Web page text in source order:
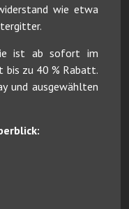
wie etwa
ist ab sofort im
bis zu 40 % Rabatt.
und ausgewählten